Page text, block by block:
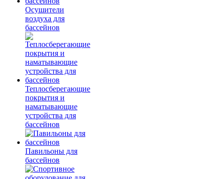
Осушители
воздуха для
бассейнов
Теплосберегающие
покрытия и
наматывающие
устройства для
бассейнов
Павильоны для
бассейнов